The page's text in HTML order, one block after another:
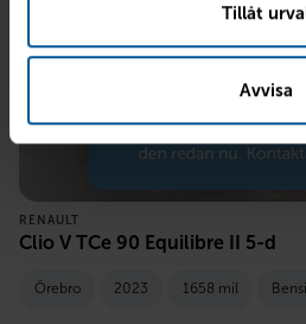
Tillåt
Avvisa
RENAULT
Clio V TCe 90 Equilibre II 5-d
Örebro 2023 1658 mil